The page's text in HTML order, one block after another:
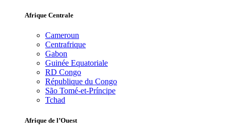
Afrique Centrale
Cameroun
Centrafrique
Gabon
Guinée Equatoriale
RD Congo
République du Congo
São Tomé-et-Príncipe
Tchad
Afrique de l’Ouest